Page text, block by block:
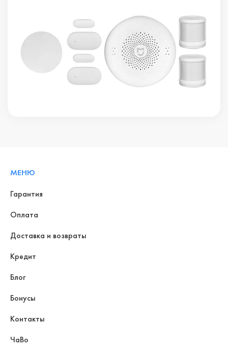
МЕНЮ
Гарантия
Оплата
Доставка и возвраты
Кредит
Блог
Бонусы
Контакты
ЧаВо